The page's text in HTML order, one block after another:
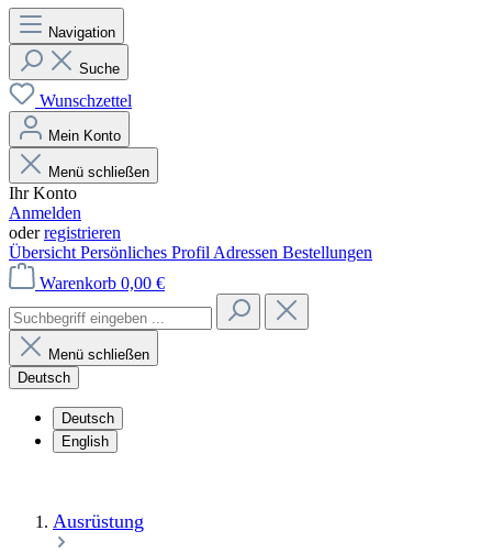
Navigation
Suche
Wunschzettel
Mein Konto
Menü schließen
Ihr Konto
Anmelden
oderregistrieren
Übersicht Persönliches Profil Adressen Bestellungen
Warenkorb 0,00 €
Menü schließen
Deutsch
Deutsch
English
Ausrüstung